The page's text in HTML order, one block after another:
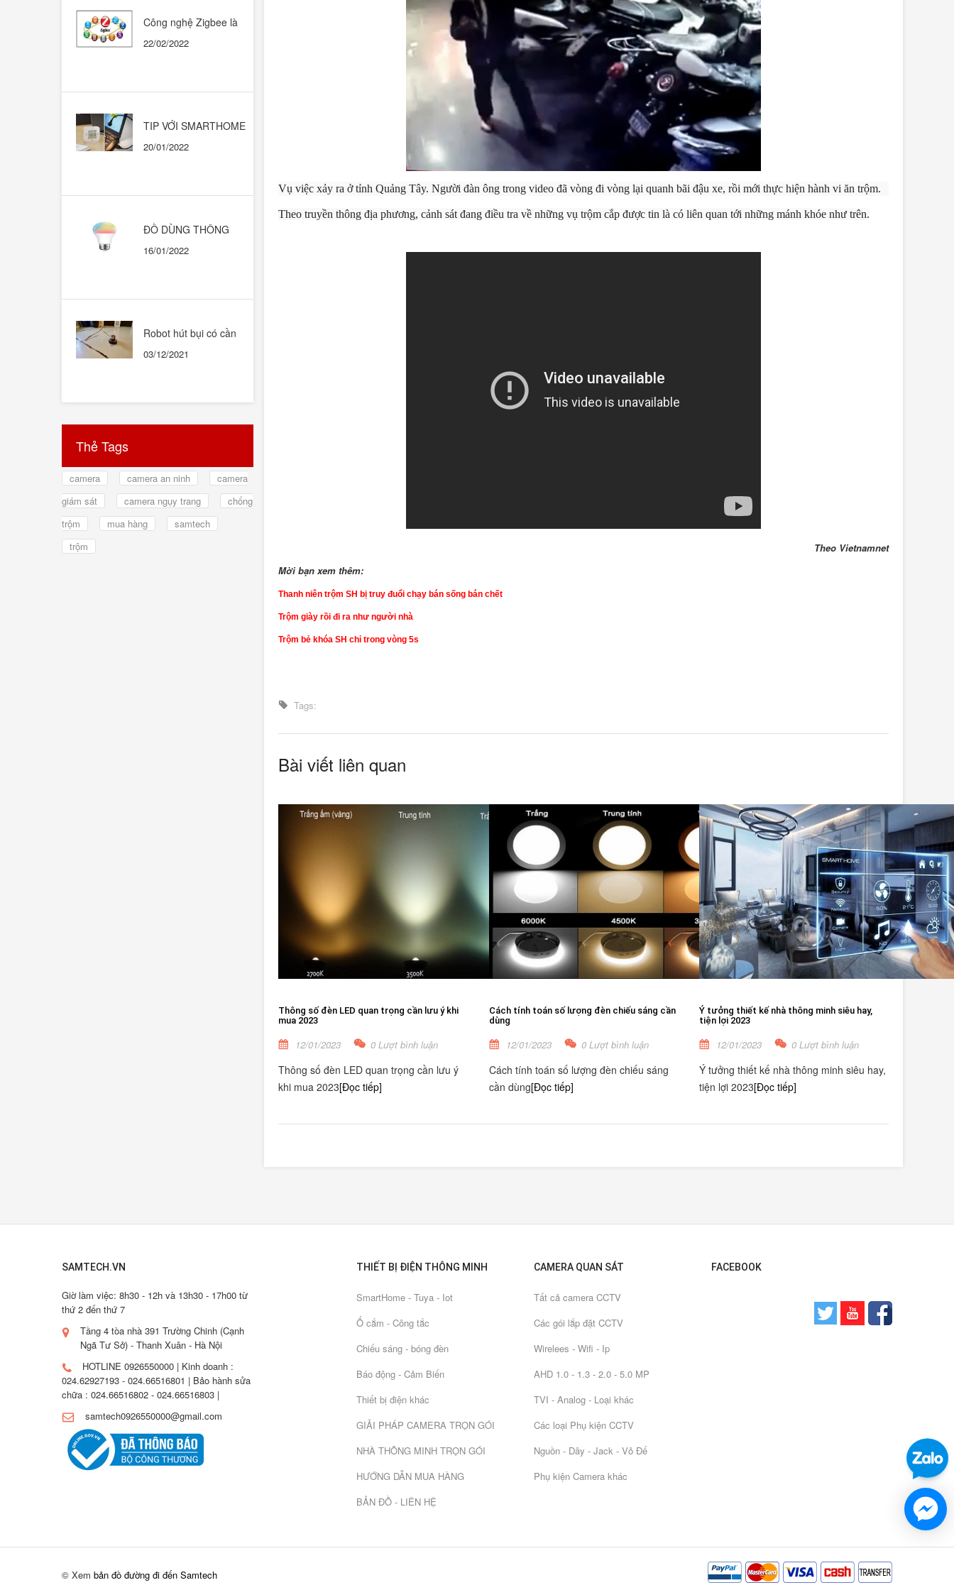
Công nghệ Zigbee là
những ngôi nhà thông
22/02/2022
TIP VỚI SMARTHOME
GOOGLE HOME
20/01/2022
ĐỒ DÙNG THÔNG
DÙNG CÁI NÀO?
16/01/2022
Robot hút bụi có cần
03/12/2021
Thẻ Tags
camera camera an ninh
camera
giám sát
camera ngụy trang
chống
trộm
mua hàng
samtech
trộm
Vụ việc xảy ra ở tỉnh Quảng Tây. Người đàn ông trong video đã vòng đi vòng lại quanh bãi đậu xe, rồi mới thực hiện hành vi ăn trộm.
Theo truyền thông địa phương, cảnh sát đang điều tra về những vụ trộm cắp được tin là có liên quan tới những mánh khóe như trên.
Theo Vietnamnet
Mời bạn xem thêm:
Thanh niên trộm SH bị truy đuổi chạy bán sống bán chết
Trộm giày rồi đi ra như người nhà
Trộm bẻ khóa SH chỉ trong vòng 5s
Tags:
Bài viết liên quan
Thông số đèn LED quan trọng cần lưu ý khi
mua 2023
12/01/2023 0 Lượt bình luận
Thông số đèn LED quan trọng cần lưu ý
khi mua 2023[Đọc tiếp]
Cách tính toán số lượng đèn chiếu sáng cần
dùng
12/01/2023 0 Lượt bình luận
Cách tính toán số lượng đèn chiếu sáng
cần dùng[Đọc tiếp]
Ý tưởng thiết kế nhà thông minh siêu hay,
tiện lợi 2023
12/01/2023 0 Lượt bình luận
Ý tưởng thiết kế nhà thông minh siêu hay,
tiện lợi 2023[Đọc tiếp]
SAMTECH.VN
Giờ làm việc: 8h30 - 12h và 13h30 - 17h00 từ
thứ 2 đến thứ 7
Tầng 4 tòa nhà 391 Trường Chinh (Cạnh
Ngã Tư Sở) - Thanh Xuân - Hà Nội
HOTLINE 0926550000 | Kinh doanh :
024.62927193 - 024.66516801 | Bảo hành sửa
chữa : 024.66516802 - 024.66516803 |
samtech0926550000@gmail.com
THIẾT BỊ ĐIỆN THÔNG MINH
SmartHome - Tuya - Iot
Ổ cắm - Công tắc
Chiếu sáng - bóng đèn
Báo động - Cảm Biến
Thiết bị điện khác
GIẢI PHÁP CAMERA TRỌN GÓI
NHÀ THÔNG MINH TRỌN GÓI
HƯỚNG DẪN MUA HÀNG
BẢN ĐỒ - LIÊN HỆ
CAMERA QUAN SÁT
Tất cả camera CCTV
Các gói lắp đặt CCTV
Wirelees - Wifi - Ip
AHD 1.0 - 1.3 - 2.0 - 5.0 MP
TVI - Analog - Loại khác
Các loại Phụ kiện CCTV
Nguồn - Dây - Jack - Vỏ Đế
Phụ kiện Camera khác
FACEBOOK
© Xem bản đồ đường đi đến Samtech